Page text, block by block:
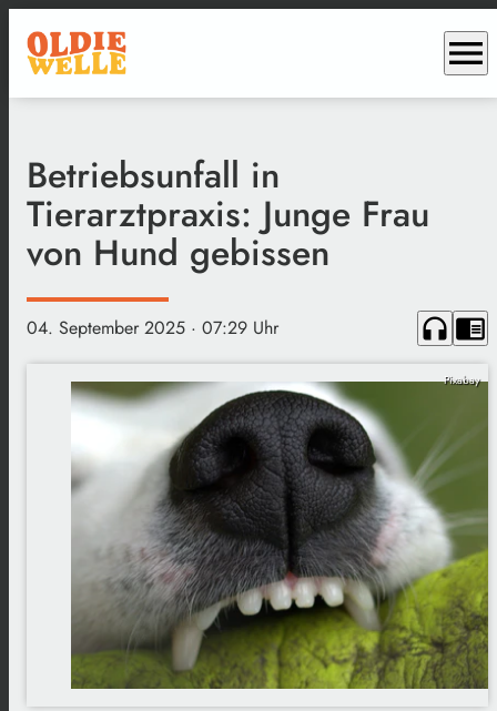
menu
Betriebsunfall in
Tierarztpraxis: Junge Frau
von Hund gebissen
04. September 2025 · 07:29 Uhr headphones chrome_reader_mode
Pixabay